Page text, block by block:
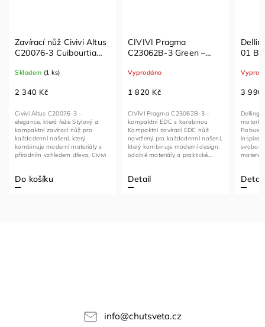
Zavírací nůž Civivi Altus
C20076-3 Cuibourtia
button lock pojistkou
Skladem (1 ks)
2 340 Kč
Do košíku
Civivi Altus C20076-3 –
elegance, která řeže Stylový a
kompaktní zavírací nůž pro
každodenní nošení, který
kombinuje moderní materiály s
přírodním vzhledem dřeva. Civivi
CIVIVI Pragma
C23062B-3 Green –
čepelí z oceli Nitro-V,
Vyprodáno
1 820 Kč
Detail
CIVIVI Pragma C23062B-3 –
kompaktní EDC s karabinou
Kompaktní zavírací EDC nůž
navržený pro každodenní nošení,
který kombinuje moderní design,
odolné materiály a praktické...
01
3 990
Detail
info@chutsveta.cz